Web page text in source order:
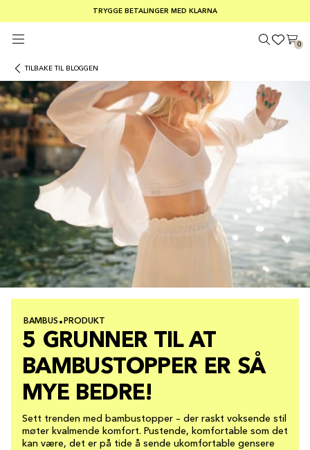
SOMMERSALG 30–50 % RABATT PÅ ALT
GRATIS FRAKT PÅ ORDRE OVER €100
TRYGGE BETALINGER MED KLARNA
0
TILBAKE TIL BLOGGEN
BAMBUS PRODUKT
5 GRUNNER TIL AT
BAMBUSTOPPER ER SÅ
MYE BEDRE!
Sett trenden med bambustopper – der raskt voksende stil
møter kvalmende komfort. Pustende, komfortable som det
kan være, det er på tide å sende ukomfortable gensere